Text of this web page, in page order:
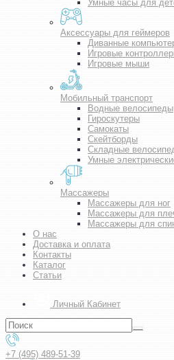
Умные часы для
Аксессуары для геймеров
Диванные
Игровые
Игровые мыши
Мобильный транспорт
Водные велосипеды
Гироскутеры
Самокаты
Скейтборды
Складные
Умные
Массажеры
Массажеры для ног
Массажеры для
Массажеры для
О нас
Доставка и оплата
Контакты
Каталог
Статьи
Личный Кабинет
+7 (495) 489-51-39